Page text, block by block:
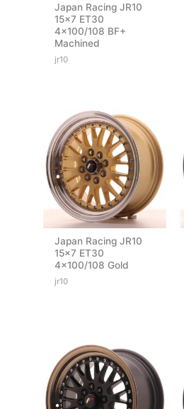
Japan Racing JR10
15×7 ET30
4×100/108 BF+
Machined
jr10
Japan Racing JR10
15×7 ET30
4×100/108 Gold
jr10